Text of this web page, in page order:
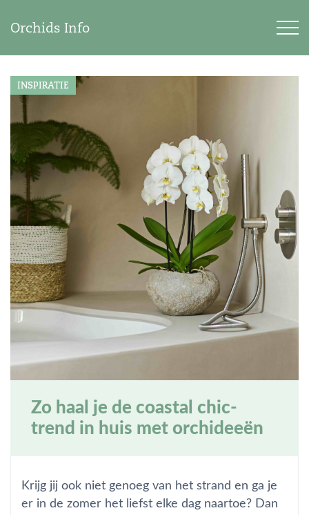
Orchids Info
INSPIRATIE
Zo haal je de coastal chic-
trend in huis met orchideeën
Krijg jij ook niet genoeg van het strand en ga je
er in de zomer het liefst elke dag naartoe? Dan